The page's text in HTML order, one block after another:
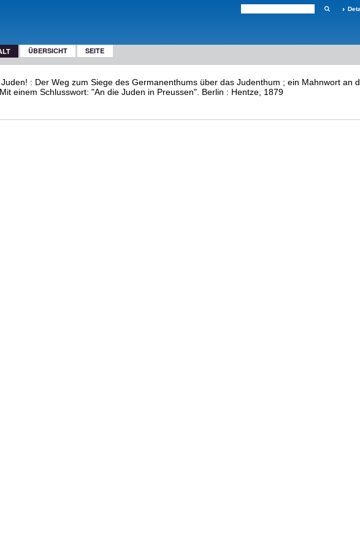
ÜBERSICHT SEITE
: Der Weg zum Siege des Germanenthums über das Judenthum ; ein Mahnwort an
einem Schlusswort: "An die Juden in Preussen". Berlin : Hentze, 1879